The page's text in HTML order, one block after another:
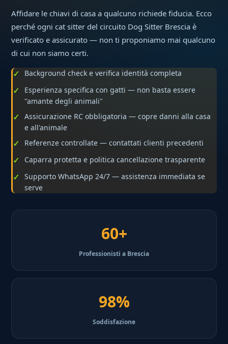
Affidare le chiavi di casa a qualcuno richiede fiducia. Ecco
perché ogni cat sitter del circuito Dog Sitter Brescia è
verificato e assicurato — non ti proponiamo mai qualcuno
di cui non siamo certi.
Background check e verifica identità completa
Esperienza specifica con gatti — non basta essere
"amante degli animali"
Assicurazione RC obbligatoria — copre danni alla casa
e all'animale
Referenze controllate — contattati clienti precedenti
Caparra protetta e politica cancellazione trasparente
Supporto WhatsApp 24/7 — assistenza immediata se
serve
60+
Professionisti a Brescia
98%
Soddisfazione